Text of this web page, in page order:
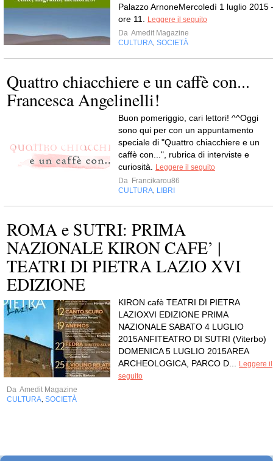
Palazzo ArnoneMercoledì 1 luglio 2015
ore 11.
Leggere il seguito
Da Amedit Magazine
CULTURA SOCIETÀ
Quattro chiacchiere e un caffè con...
Francesca Angelinelli!
Buon pomeriggio, cari lettori! ^^Oggi
sono qui per con un appuntamento
speciale di "Quattro chiacchiere e un
caffè con...", rubrica di interviste e
curiosità.
Leggere il seguito
Da Francikarou86
CULTURA LIBRI
ROMA e SUTRI: PRIMA
NAZIONALE KIRON CAFE’ |
TEATRI DI PIETRA LAZIO XVI
EDIZIONE
KIRON cafè TEATRI DI PIETRA
LAZIOXVI EDIZIONE PRIMA
NAZIONALE SABATO 4 LUGLIO
2015ANFITEATRO DI SUTRI (Viterbo)
DOMENICA 5 LUGLIO 2015AREA
ARCHEOLOGICA, PARCO D...
Leggere il
seguito
Da Amedit Magazine
CULTURA SOCIETÀ